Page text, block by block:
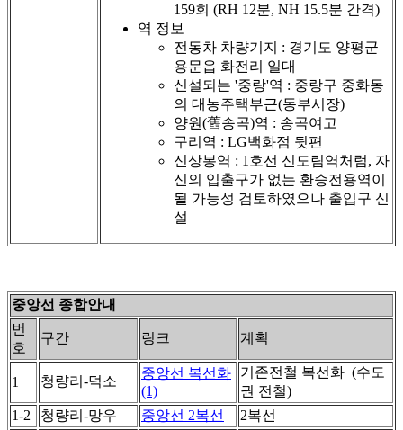
159회 (RH 12분, NH 15.5분 간격)
역 정보
전동차 차량기지 : 경기도 양평군
용문읍 화전리 일대
신설되는 '중랑'역 : 중랑구 중화동
의 대농주택부근(동부시장)
양원(舊송곡)역 : 송곡여고
구리역 : LG백화점 뒷편
신상봉역 : 1호선 신도림역처럼, 자
신의 입출구가 없는 환승전용역이
될 가능성 검토하였으나 출입구 신
설
중앙선 종합안내
번
호
구간 링크 계획
1 청량리-덕소
중앙선 복선화
(1)
기존전철 복선화 (수도
권 전철)
1-2
청량리-망우 중앙선 2복선 2복선